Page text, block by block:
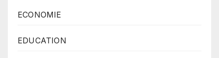
ECONOMIE
EDUCATION